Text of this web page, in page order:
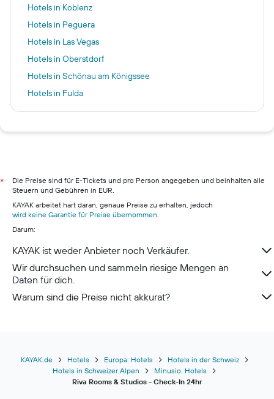
Hotels in Koblenz
Hotels in Peguera
Hotels in Las Vegas
Hotels in Oberstdorf
Hotels in Schönau am Königssee
Hotels in Fulda
Hotels in Valencia
Hotels in Berlin
Hotels in Pillig
Hotels in Warnemünde
Hotels in Neustadt in Holstein
Hotels in München
Hotels in Berchtesgaden
*
Die Preise sind für E-Tickets und pro Person angegeben und beinhalten alle
Steuern und Gebühren in EUR.
KAYAK arbeitet hart daran, genaue Preise zu erhalten, jedoch
wird keine Garantie für Preise übernommen.
Darum:
KAYAK ist weder Anbieter noch Verkäufer.
Wir durchsuchen und sammeln riesige Mengen an
Daten für dich.
Warum sind die Preise nicht akkurat?
KAYAK.de Hotels Europa: Hotels
Hotels in der Schweiz
Hotels in Schweizer Alpen
Minusio: Hotels
Riva Rooms & Studios - Check-In 24hr